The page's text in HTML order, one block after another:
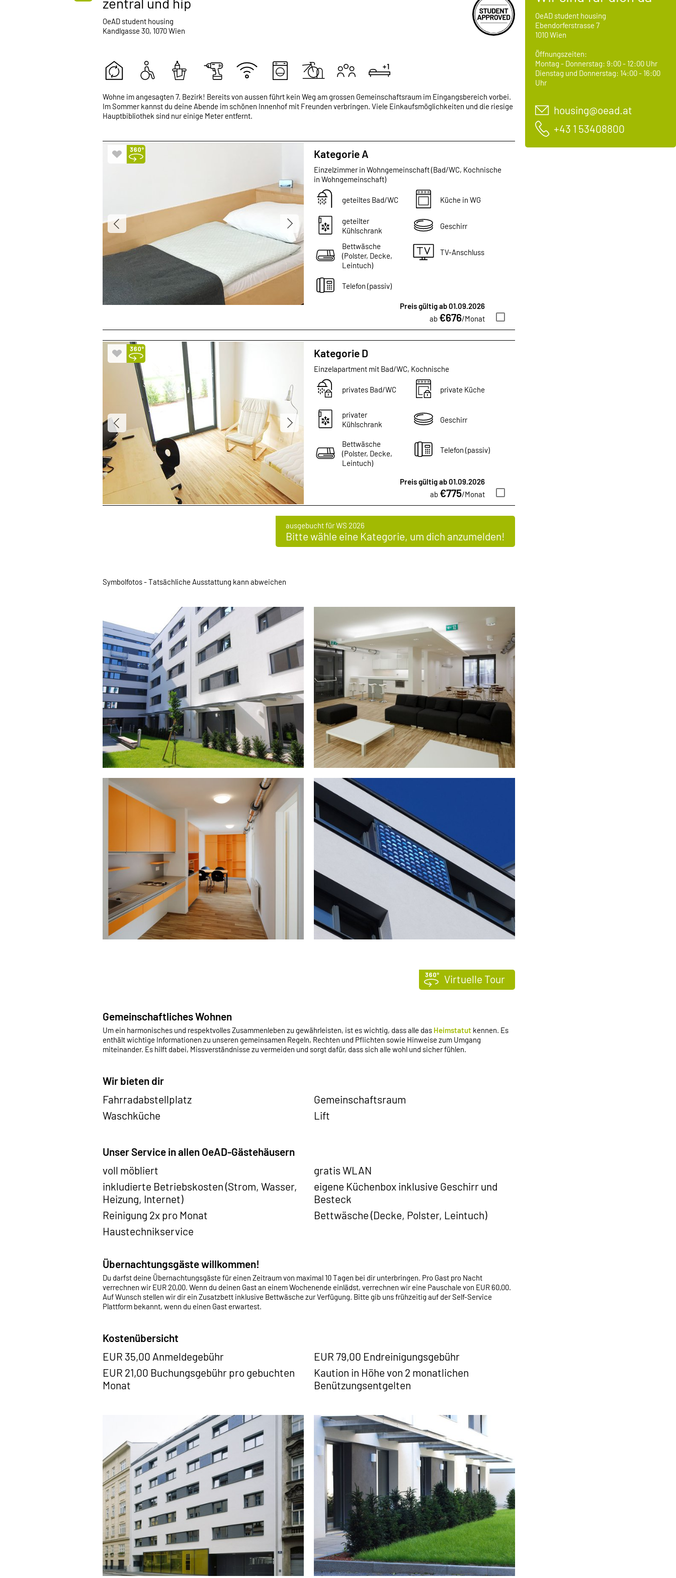
OeAD student housing
Kandlgasse 30, 1070 Wien
Wohne im angesagten 7. Bezirk! Bereits von aussen führt kein Weg am grossen Gemeinschaftsraum im Eingangsbereich vorbei.
Im Sommer kannst du deine Abende im schönen Innenhof mit Freunden verbringen. Viele Einkaufsmöglichkeiten und die riesige
Hauptbibliothek sind nur einige Meter entfernt.
Kategorie A
Einzelzimmer in Wohngemeinschaft (Bad/WC, Kochnische
in Wohngemeinschaft)
geteiltes Bad/WC Küche in WG
geteilter
Kühlschrank
Geschirr
Bettwäsche
(Polster, Decke,
Leintuch)
TV-Anschluss
Telefon (passiv)
Preis gültig ab 01.09.2026
ab €676/Monat
Kategorie D
Einzelapartment mit Bad/WC, Kochnische
privates Bad/WC private Küche
privater
Kühlschrank
Geschirr
Bettwäsche
(Polster, Decke,
Leintuch)
Telefon (passiv)
Preis gültig ab 01.09.2026
ab €775/Monat
ausgebucht für WS 2026
Bitte wähle eine Kategorie, um dich anzumelden!
Symbolfotos - Tatsächliche Ausstattung kann abweichen
Virtuelle Tour
Gemeinschaftliches Wohnen
Um ein harmonisches und respektvolles Zusammenleben zu gewährleisten, ist es wichtig, dass alle das Heimstatut kennen. Es
enthält wichtige Informationen zu unseren gemeinsamen Regeln, Rechten und Pflichten sowie Hinweise zum Umgang
miteinander. Es hilft dabei, Missverständnisse zu vermeiden und sorgt dafür, dass sich alle wohl und sicher fühlen.
Wir bieten dir
Fahrradabstellplatz
Waschküche
Gemeinschaftsraum
Lift
Unser Service in allen OeAD-Gästehäusern
voll möbliert
inkludierte Betriebskosten (Strom, Wasser,
Heizung, Internet)
Reinigung 2x pro Monat
Haustechnikservice
gratis WLAN
eigene Küchenbox inklusive Geschirr und
Besteck
Bettwäsche (Decke, Polster, Leintuch)
Übernachtungsgäste willkommen!
Du darfst deine Übernachtungsgäste für einen Zeitraum von maximal 10 Tagen bei dir unterbringen. Pro Gast pro Nacht
verrechnen wir EUR 20,00. Wenn du deinen Gast an einem Wochenende einlädst, verrechnen wir eine Pauschale von EUR 60,00.
Auf Wunsch stellen wir dir ein Zusatzbett inklusive Bettwäsche zur Verfügung. Bitte gib uns frühzeitig auf der Self-Service
Plattform bekannt, wenn du einen Gast erwartest.
Kostenübersicht
EUR 35,00 Anmeldegebühr
EUR 21,00 Buchungsgebühr pro gebuchten
Monat
EUR 79,00 Endreinigungsgebühr
Kaution in Höhe von 2 monatlichen
Benützungsentgelten
OeAD student housing
Ebendorferstrasse 7
1010 Wien
Öffnungszeiten:
Montag - Donnerstag: 9:00 - 12:00 Uhr
Dienstag und Donnerstag: 14:00 - 16:00
Uhr
housing@oead.at
+43 1 53408800